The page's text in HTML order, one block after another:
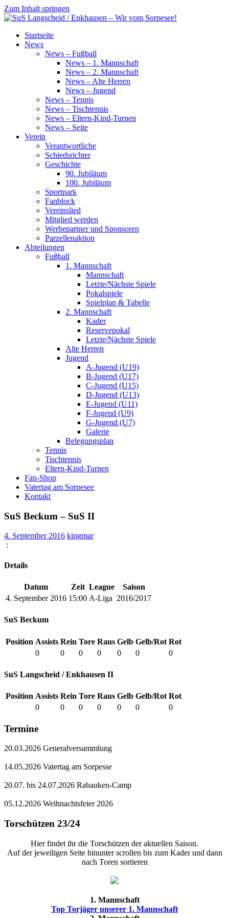
Zum Inhalt springen
SuS
Langscheid
Startseite
News
News – Fußball
News – 1. Mannschaft
News – 2. Mannschaft
News – Alte Herren
News – Jugend
News – Tennis
News – Tischtennis
News – Eltern-Kind-Turnen
News – Seite
Verein
Verantwortliche
Schiedsrichter
Geschichte
90. Jubiläum
100. Jubiläum
Sportpark
Fanblock
Vereinslied
Mitglied werden
Werbepartner und Sponsoren
Parzellenaktion
Abteilungen
Fußball
1. Mannschaft
Mannschaft
Letzte/Nächste Spiele
Pokalspiele
Spielplan & Tabelle
2. Mannschaft
Kader
Reservepokal
Letzte/Nächste Spiele
Alte Herren
Jugend
A-Jugend (U19)
B-Jugend (U17)
C-Jugend (U15)
D-Jugend (U13)
E-Jugend (U11)
F-Jugend (U9)
G-Jugend (U7)
Galerie
Belegungsplan
Tennis
Tischtennis
Eltern-Kind-Turnen
Fan-Shop
Vatertag am Sorpesee
Kontakt
SuS Beckum – SuS II
4. September 2016 kingmar
:
Details
Datum Zeit League
Saison
4. September 2016 15:00 A-Liga 2016/2017
SuS Beckum
Position Assists Rein Tore Raus Gelb Gelb/Rot Rot
0
0 0 0 0 0 0
SuS Langscheid / Enkhausen II
Position Assists Rein Tore Raus Gelb Gelb/Rot Rot
0
0 0 0 0 0 0
Termine
20.03.2026 Generalversammlung
14.05.2026 Vatertag am Sorpesse
20.07. bis 24.07.2026 Rabauken-Camp
05.12.2026 Weihnachtsfeier 2026
Torschützen 23/24
Hier findet ihr die Torschützen der aktuellen Saison.
Auf der jeweiligen Seite hinunter scrollen bis zum Kader und dann
nach Toren sortieren
1. Mannschaft
Top Torjäger unserer 1. Mannschaft